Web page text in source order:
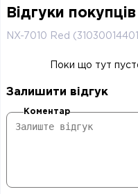
Відгуки покупців
NX-7010 Red
Поки що тут
Залишити відгук
Коментар